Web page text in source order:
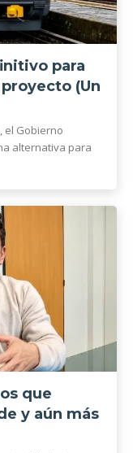
para
(Un
el Gobierno
alternativa para
que
y aún más